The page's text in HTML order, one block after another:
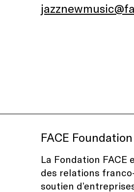
FACE Foundation
La Fondation
des relations
soutien